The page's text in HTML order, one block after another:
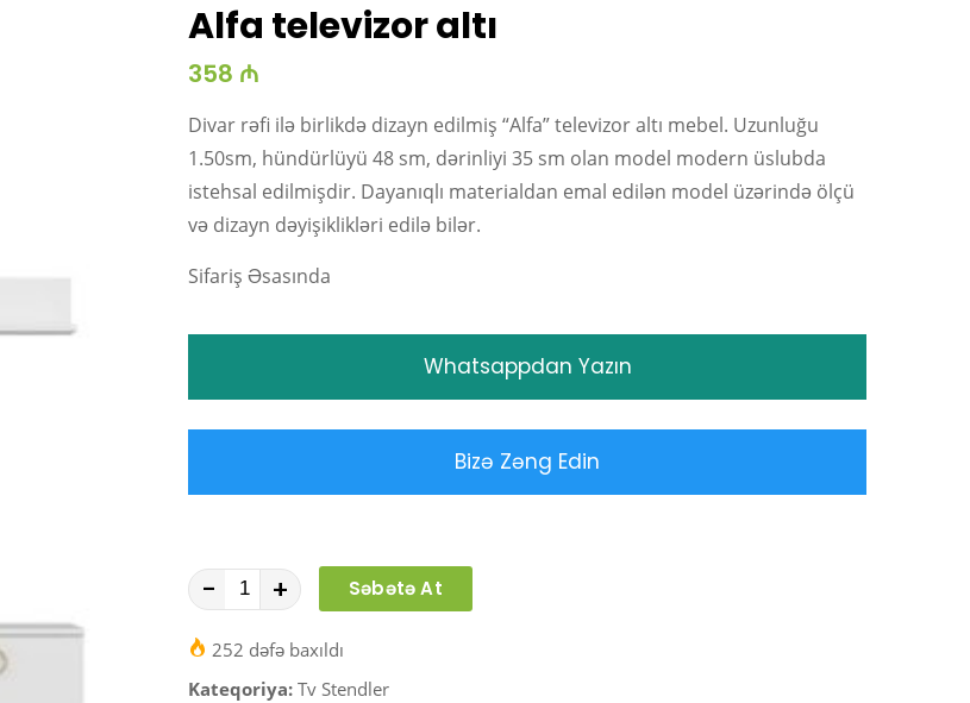
Alfa televizor altı
358 ₼
Divar rəfi ilə birlikdə dizayn edilmiş “Alfa” televizor altı mebel. Uzunluğu
1.50sm, hündürlüyü 48 sm, dərinliyi 35 sm olan model modern üslubda
istehsal edilmişdir. Dayanıqlı materialdan emal edilən model üzərində ölçü
və dizayn dəyişiklikləri edilə bilər.
Sifariş Əsasında
Whatsappdan Yazın
Bizə Zəng Edin
- + Səbətə At
252 dəfə baxıldı
Kateqoriya: Tv Stendler